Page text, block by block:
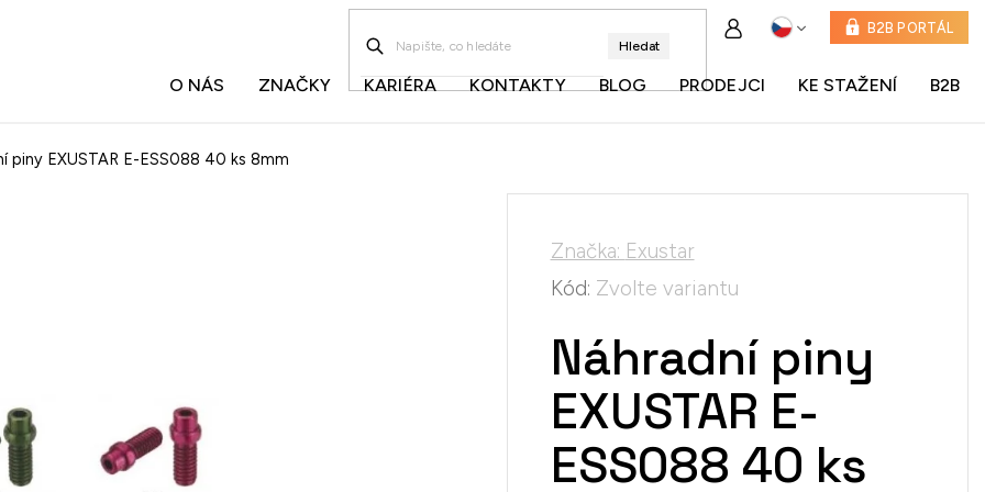
Hledat
B2B PORTÁL
O NÁS ZNAČKY KARIÉRA KONTAKTY BLOG PRODEJCI KE STAŽENÍ B2B
piny EXUSTAR E-ESS088 40 ks 8mm
Náhradní piny
EXUSTAR E-
ESS088 40 ks
Značka: Exustar
Kód: Zvolte variantu